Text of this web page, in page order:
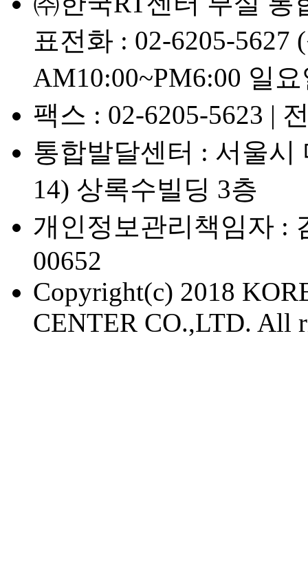
표전화 : 02-6205-5627
AM10:00~PM6:00 일
팩스 : 02-6205-5623 |
통합발달센터 : 서울시
14) 상록수빌딩 3층
개인정보관리책임자 :
00652
Copyright(c) 2018
CENTER CO.,LTD. All